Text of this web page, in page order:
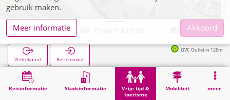
dl-de/by-2-0
Reisinformatie Stadsinformatie
Vrije tijd &
toerisme
Mobiliteit meer
Hückelhoven, Air Power Arena
Vertrekpunt Bestemming
QVC Outlet in 126m
Vrije tijd & toerisme Entertainment Hückelhoven, Air Power Arena
gebruik maken.
Meer informatie
Akkoord